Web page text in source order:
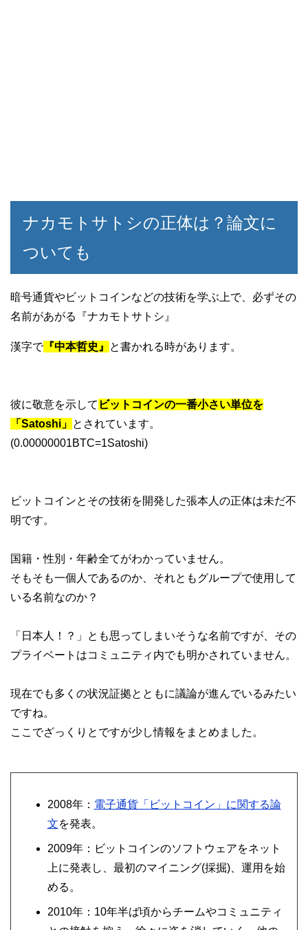
ナカモトサトシの正体は？論文に
ついても
暗号通貨やビットコインなどの技術を学ぶ上で、必ずその
名前があがる『ナカモトサトシ』
漢字で 『中本哲史』 と書かれる時があります。
彼に敬意を示して ビットコインの一番小さい単位を
「Satoshi」 とされています。
(0.00000001BTC=1Satoshi)
ビットコインとその技術を開発した張本人の正体は未だ不
明です。
国籍・性別・年齢全てがわかっていません。
そもそも一個人であるのか、それともグループで使用して
いる名前なのか？
「日本人！？」とも思ってしまいそうな名前ですが、その
プライベートはコミュニティ内でも明かされていません。
現在でも多くの状況証拠とともに議論が進んでいるみたい
ですね。
ここでざっくりとですが少し情報をまとめました。
2008年： 電子通貨「ビットコイン」に関する論
文を発表。
2009年：ビットコインのソフトウェアをネット
上に発表し、最初のマイニング(採掘)、運用を始
める。
2010年：10年半ば頃からチームやコミュニティ